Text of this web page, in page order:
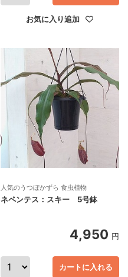
お気に入り追加
人気のうつぼかずら 食虫植物
ネペンテス：スキー 5号鉢
4,950 円
カートに入れる